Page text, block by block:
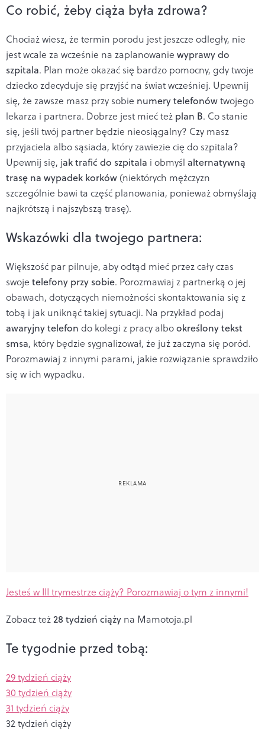
Co robić, żeby ciąża była zdrowa?
Chociaż wiesz, że termin porodu jest jeszcze odległy, nie
jest wcale za wcześnie na zaplanowanie wyprawy do
szpitala. Plan może okazać się bardzo pomocny, gdy twoje
dziecko zdecyduje się przyjść na świat wcześniej. Upewnij
się, że zawsze masz przy sobie numery telefonówtwojego
lekarza i partnera. Dobrze jest mieć też plan B. Co stanie
się, jeśli twój partner będzie nieosiągalny? Czy masz
przyjaciela albo sąsiada, który zawiezie cię do szpitala?
Upewnij się, jak trafić do szpitala i obmyśl alternatywną
trasę na wypadek korków (niektórych mężczyzn
szczególnie bawi ta część planowania, ponieważ obmyślają
najkrótszą i najszybszą trasę).
Wskazówki dla twojego partnera:
Większość par pilnuje, aby odtąd mieć przez cały czas
swoje telefony przy sobie. Porozmawiaj z partnerką o jej
obawach, dotyczących niemożności skontaktowania się z
tobą i jak uniknąć takiej sytuacji. Na przykład podaj
awaryjny telefon do kolegi z pracy albookreślony tekst
smsa, który będzie sygnalizował, że już zaczyna się poród.
Porozmawiaj z innymi parami, jakie rozwiązanie sprawdziło
się w ich wypadku.
Jesteś w III trymestrze ciąży? Porozmawiaj o tym z innymi!
Zobacz też28 tydzień ciąży na Mamotoja.pl
Te tygodnie przed tobą:
29 tydzień ciąży
30 tydzień ciąży
31 tydzień ciąży
32 tydzień ciąży